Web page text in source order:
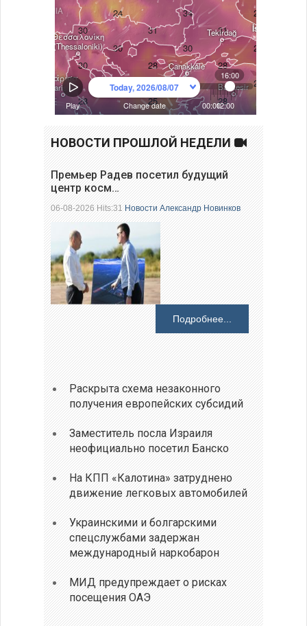
НОВОСТИ ПРОШЛОЙ НЕДЕЛИ
Премьер Радев посетил будущий
центр косм…
06-08-2026 Hits:31Новости Александр Новинков
Подробнее...
Раскрыта схема незаконного
получения европейских субсидий
Заместитель посла Израиля
неофициально посетил Банско
На КПП «Калотина» затруднено
движение легковых автомобилей
Украинскими и болгарскими
спецслужбами задержан
международный наркобарон
МИД предупреждает о рисках
посещения ОАЭ